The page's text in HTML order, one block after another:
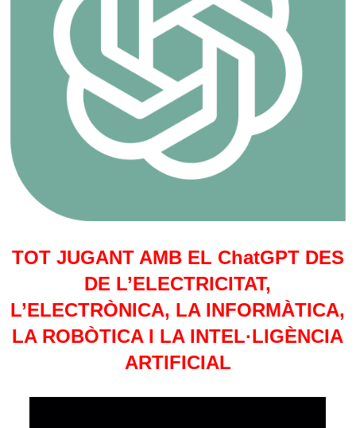
TOT JUGANT AMB EL ChatGPT DES
DE L’ELECTRICITAT,
L’ELECTRÒNICA, LA INFORMÀTICA,
LA ROBÒTICA I LA INTEL·LIGÈNCIA
ARTIFICIAL